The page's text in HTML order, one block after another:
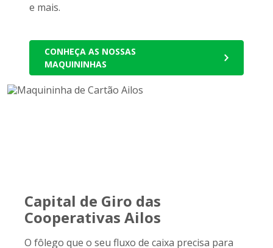
e mais.
CONHEÇA AS NOSSAS
MAQUININHAS
Capital de Giro das
Cooperativas Ailos
O fôlego que o seu fluxo de caixa precisa para